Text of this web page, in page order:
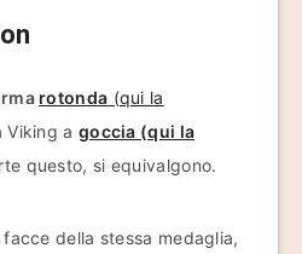
rotonda (qui la
Viking a goccia (qui la
questo, si equivalgono.
della stessa medaglia,